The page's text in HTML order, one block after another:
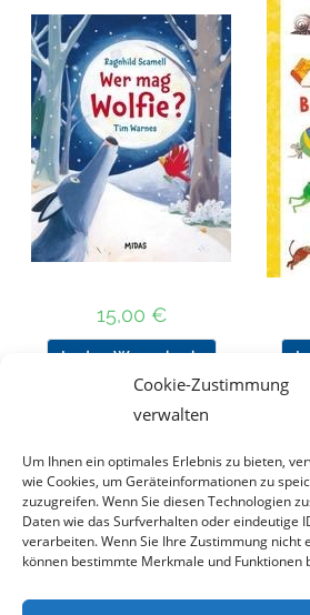
Cookie-Zustimmung
verwalten
Um Ihnen ein optimales Erlebnis zu bieten,
wie Cookies, um Geräteinformationen zu
zuzugreifen. Wenn Sie diesen Technologien
Daten wie das Surfverhalten oder eindeutige
verarbeiten. Wenn Sie Ihre Zustimmung nicht
können bestimmte Merkmale und Funktionen
15,00 €
In den Warenkorb
Nach Preis filtern
Kategorie
auswählen